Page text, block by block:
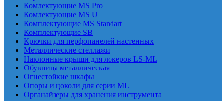
Комлектующие MS Pro
Комлектующие MS U
Комплектующие MS Standart
Комплектующие SB
Крючки для перфопанелей настенных
Металлические стеллажи
Наклонные крыши для локеров LS-ML
Обувница металлическая
Огнестойкие шкафы
Опоры и цоколи для серии ML
Органайзеры для хранения инструмента